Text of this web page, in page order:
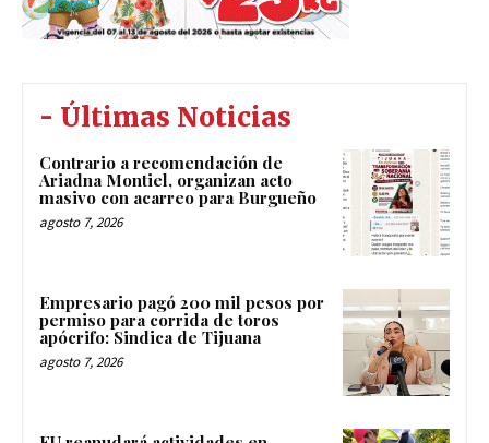
- Últimas Noticias
Contrario a recomendación de
Ariadna Montiel, organizan acto
masivo con acarreo para Burgueño
agosto 7, 2026
Empresario pagó 200 mil pesos por
permiso para corrida de toros
apócrifo: Sindica de Tijuana
agosto 7, 2026